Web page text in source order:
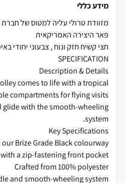
מידע כללי
comes to life with a tropical
compartments for flying visits
glide with the smooth-wheeling